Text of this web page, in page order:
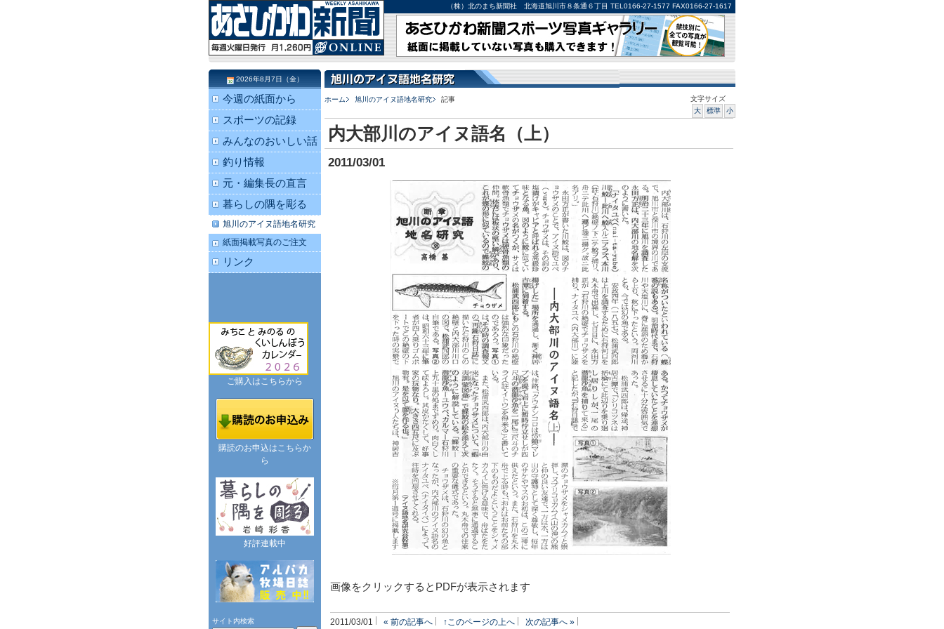
（株）北のまち新聞社 北海道旭川市８条通６丁目 TEL0166-27-1577 FAX0166-27-1617
ホーム 旭川のアイヌ語地名研究 記事
文字サイズ
大
標準 小
内大部川のアイヌ語名（上）
2011/03/01
画像をクリックするとPDFが表示されます
2011/03/01 « 前の記事へ ↑このページの上へ 次の記事へ »
2026年8月7日（金）
今週の紙面から
スポーツの記録
みんなのおいしい話
釣り情報
元・編集長の直言
暮らしの隅を彫る
旭川のアイヌ語地名研究
紙面掲載写真のご注文
リンク
ご購入はこちらから
購読のお申込はこちらか
ら
好評連載中
サイト内検索